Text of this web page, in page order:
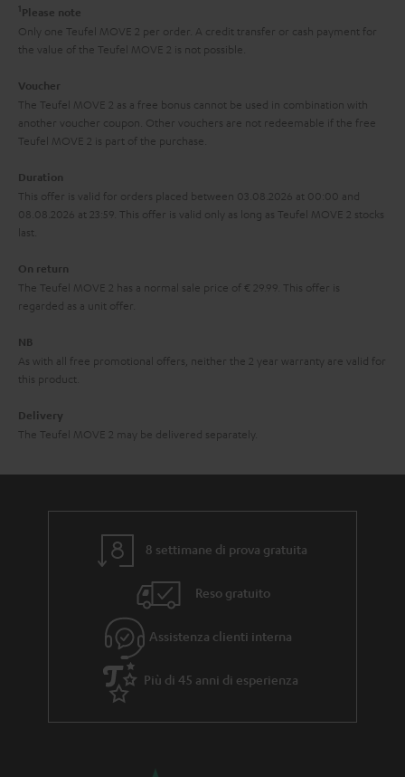
z
i
n
e
n
i
a
1 Please note
Only one Teufel MOVE 2 per order. A credit transfer or cash payment for
the value of the Teufel MOVE 2 is not possible.
Voucher
The Teufel MOVE 2 as a free bonus cannot be used in combination with
another voucher coupon. Other vouchers are not redeemable if the free
Teufel MOVE 2 is part of the purchase.
Duration
This offer is valid for orders placed between 03.08.2026 at 00:00 and
08.08.2026 at 23:59. This offer is valid only as long as Teufel MOVE 2 stocks
last.
On return
The Teufel MOVE 2 has a normal sale price of € 29.99. This offer is
regarded as a unit offer.
NB
As with all free promotional offers, neither the 2 year warranty are valid for
this product.
Delivery
The Teufel MOVE 2 may be delivered separately.
8 settimane di prova gratuita
Reso gratuito
Assistenza clienti interna
Più di 45 anni di esperienza